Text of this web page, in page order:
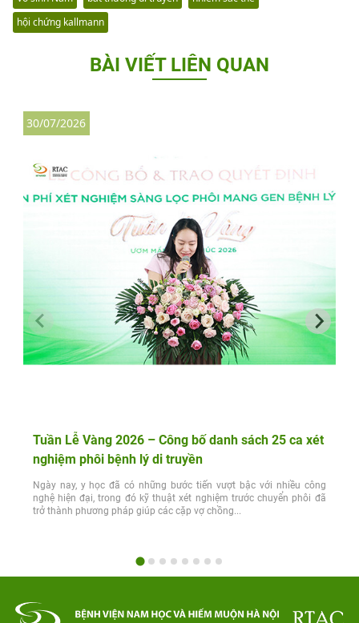
hội chứng kallmann
BÀI VIẾT LIÊN QUAN
Tuần Lễ Vàng 2026 – Công bố danh sách 25 ca xét
nghiệm phôi bệnh lý di truyền
Ngày nay, y học đã có những bước tiến vượt bậc với nhiều công
nghệ hiện đại, trong đó kỹ thuật xét nghiệm trước chuyển phôi đã
trở thành phương pháp giúp các cặp vợ chồng...
30/07/2026